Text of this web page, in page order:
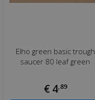
Elho green basic trough
saucer 80 leaf green
€ 4,89